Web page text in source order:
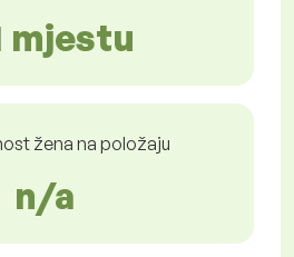
mjestu
žena na položaju
n/a